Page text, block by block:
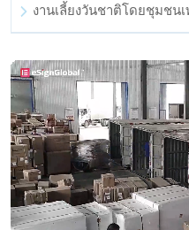
งานเลี้ยงวันชาติโดยชุมชน